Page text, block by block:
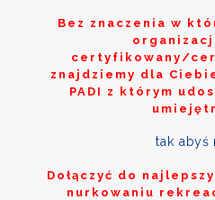
Bez znaczenia w
certyfikowany/
znajdziemy dla
PADI z którym
tak abyś
Dołączyć do
nurkowaniu